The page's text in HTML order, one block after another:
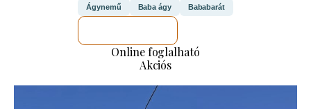
Ágynemű Baba ágy Bababarát
Online foglalható
Akciós